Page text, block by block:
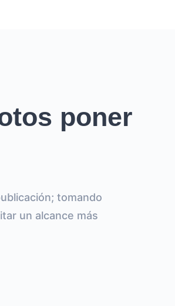
poner
tomando
un alcance más